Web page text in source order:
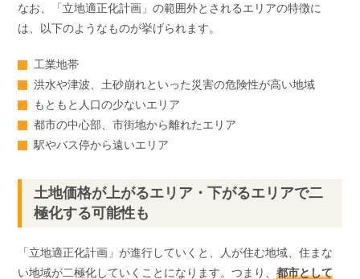
なお、「立地適正化計画」の範囲外とされるエリアの特徴に
は、以下のようなものが挙げられます。
工業地帯
洪水や津波、土砂崩れといった災害の危険性が高い地域
もともと人口の少ないエリア
都市の中心部、市街地から離れたエリア
駅やバス停から遠いエリア
土地価格が上がるエリア・下がるエリアで二
極化する可能性も
「立地適正化計画」が進行していくと、人が住む地域、住まな
い地域が二極化していくことになります。つまり、都市として